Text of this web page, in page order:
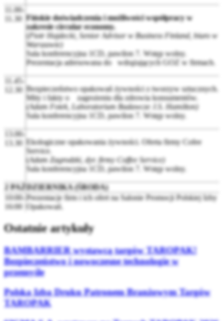
11.00-
11.30 Fińskie doświadczenia i możliwości współpracy w
zakresie circular economy.
(Piotr Hajdecki, Senior Advisor w Business Finland, biuro w
Warszawie)
Sala konferencyjna 1CD, pawilon 7. Wstęp wolny.
Prezentacja adresowana do wdrążających GOZ w firmach.
11.45-
12.30 Bezpieczeństwo opakowań żywności z tworzyw sztucznych.
Mity i fakty o zagrożeniu dla zdrowia konsumentów.
(Adam Fotek, Laboratorium Badawcze J.S. Hamilton)
Sala konferencyjna 1CD, pawilon 7. Wstęp wolny.
13.00-
13.30 Ekologiczne opakowania żywności. Oferta firmy Cofee
Service.
(Adam Zagrodzki, dyr. firmy Coffee Service)
Sala konferencyjna 1CD, pawilon 7. Wstęp wolny.
2 PAŹDZIERNIKA (ŚRODA)
10:00-
16:00
Prezentacje firm i ich ofert na Salonie Promocji Polskiej Izby
Opakowań.
Ostatnie artykuły
BAMBARRIER wystawcą targów TAROPAK!
Bezpieczeństwo i nowoczesne technologie w
przemyśle
Polska Izba Druku Patronem Branżowym Targów
TAROPAK